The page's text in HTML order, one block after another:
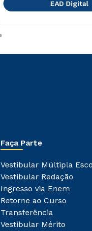
EAD Digital
Faça Parte
Vestibular Múltipla
Vestibular Redação
Ingresso via Enem
Retorne ao Curso
Transferência
Vestibular Mérito